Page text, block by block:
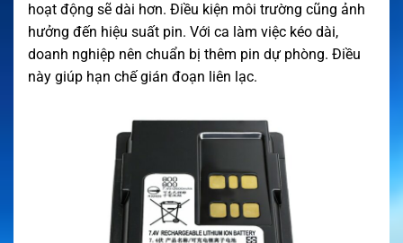
hoạt động sẽ dài hơn. Điều kiện môi trường cũng ảnh
hưởng đến hiệu suất pin. Với ca làm việc kéo dài,
doanh nghiệp nên chuẩn bị thêm pin dự phòng. Điều
này giúp hạn chế gián đoạn liên lạc.